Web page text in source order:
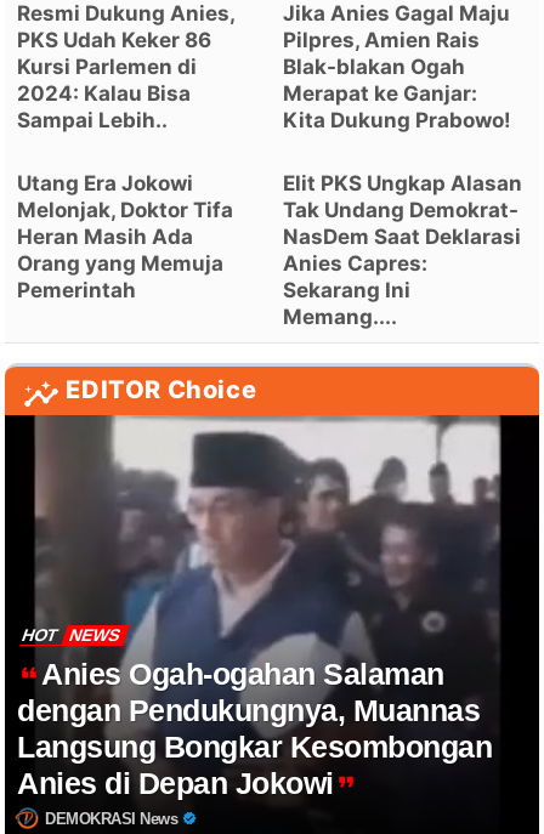
Resmi Dukung Anies,
PKS Udah Keker 86
Kursi Parlemen di
2024: Kalau Bisa
Sampai Lebih..
Jika Anies Gagal Maju
Pilpres, Amien Rais
Blak-blakan Ogah
Merapat ke Ganjar:
Kita Dukung Prabowo!
Utang Era Jokowi
Melonjak, Doktor Tifa
Heran Masih Ada
Orang yang Memuja
Pemerintah
Elit PKS Ungkap Alasan
Tak Undang Demokrat-
NasDem Saat Deklarasi
Anies Capres:
Sekarang Ini
Memang....
EDITOR Choice
HOT NEWS
Anies Ogah-ogahan Salaman
dengan Pendukungnya, Muannas
Langsung Bongkar Kesombongan
Anies di Depan Jokowi
DEMOKRASI News